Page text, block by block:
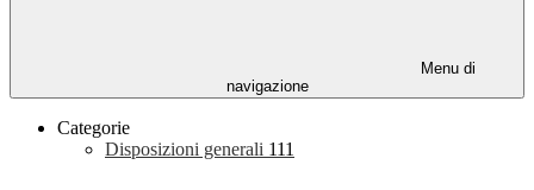
Menu di
navigazione
Categorie
Disposizioni generali 111